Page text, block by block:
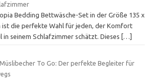
Bedding Bettwäsche-Set in der Größe 135 x
ist die perfekte Wahl für jeden, der Komfort
in seinem Schlafzimmer schätzt. Dieses
[…]
To Go: Der perfekte Begleiter für